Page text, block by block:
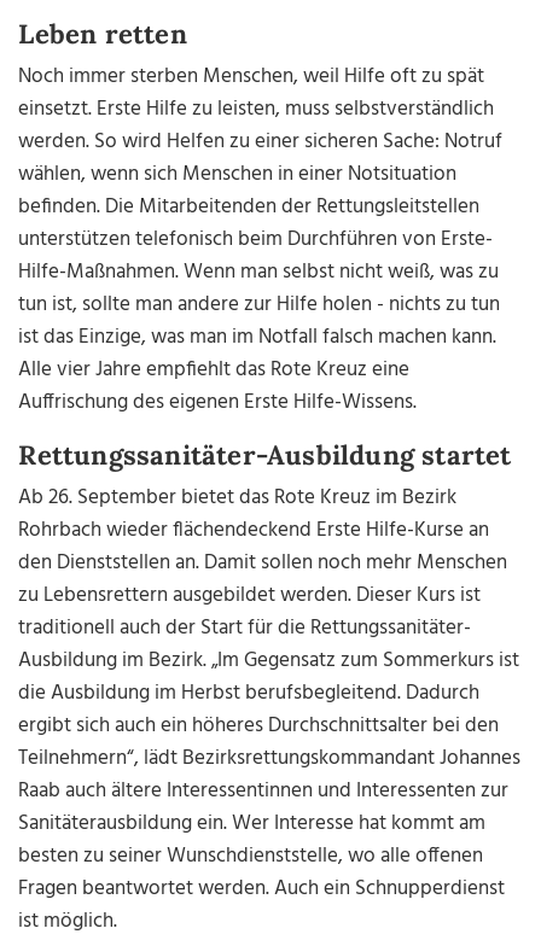
Leben retten
Noch immer sterben Menschen, weil Hilfe oft zu spät
einsetzt. Erste Hilfe zu leisten, muss selbstverständlich
werden. So wird Helfen zu einer sicheren Sache: Notruf
wählen, wenn sich Menschen in einer Notsituation
befinden. Die Mitarbeitenden der Rettungsleitstellen
unterstützen telefonisch beim Durchführen von Erste-
Hilfe-Maßnahmen. Wenn man selbst nicht weiß, was zu
tun ist, sollte man andere zur Hilfe holen - nichts zu tun
ist das Einzige, was man im Notfall falsch machen kann.
Alle vier Jahre empfiehlt das Rote Kreuz eine
Auffrischung des eigenen Erste Hilfe-Wissens.
Rettungssanitäter-Ausbildung startet
Ab 26. September bietet das Rote Kreuz im Bezirk
Rohrbach wieder flächendeckend Erste Hilfe-Kurse an
den Dienststellen an. Damit sollen noch mehr Menschen
zu Lebensrettern ausgebildet werden. Dieser Kurs ist
traditionell auch der Start für die Rettungssanitäter-
Ausbildung im Bezirk. „Im Gegensatz zum Sommerkurs ist
die Ausbildung im Herbst berufsbegleitend. Dadurch
ergibt sich auch ein höheres Durchschnittsalter bei den
Teilnehmern“, lädt Bezirksrettungskommandant Johannes
Raab auch ältere Interessentinnen und Interessenten zur
Sanitäterausbildung ein. Wer Interesse hat kommt am
besten zu seiner Wunschdienststelle, wo alle offenen
Fragen beantwortet werden. Auch ein Schnupperdienst
ist möglich.